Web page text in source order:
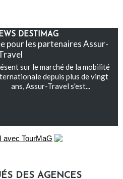
DESTIMAG
pour les partenaires Assur-
sur le marché de la mobilité
depuis plus de vingt
ans, Assur-Travel s'est...
DES AGENCES